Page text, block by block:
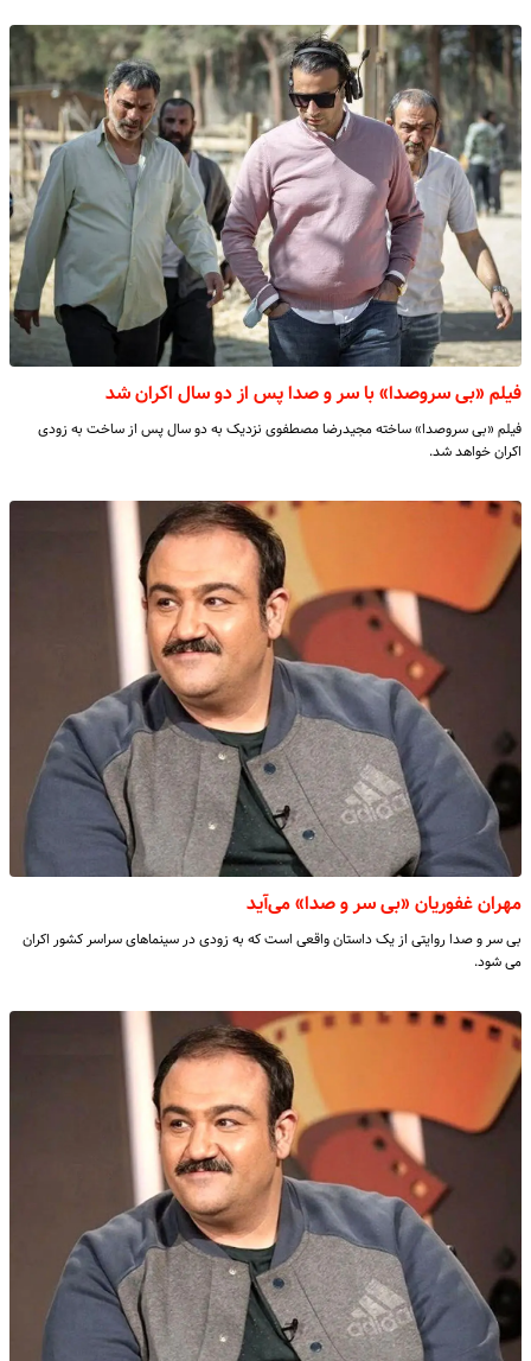
فیلم «بی سروصدا» با سر و صدا پس از دو سال اکران شد
فیلم «بی سروصدا» ساخته مجیدرضا مصطفوی نزدیک به دو سال پس از ساخت به زودی
اکران خواهد شد.
مهران غفوریان «بی سر و صدا» می‌آید
بی سر و صدا روایتی از یک داستان واقعی است که به زودی در سینماهای سراسر کشور اکران
می شود.